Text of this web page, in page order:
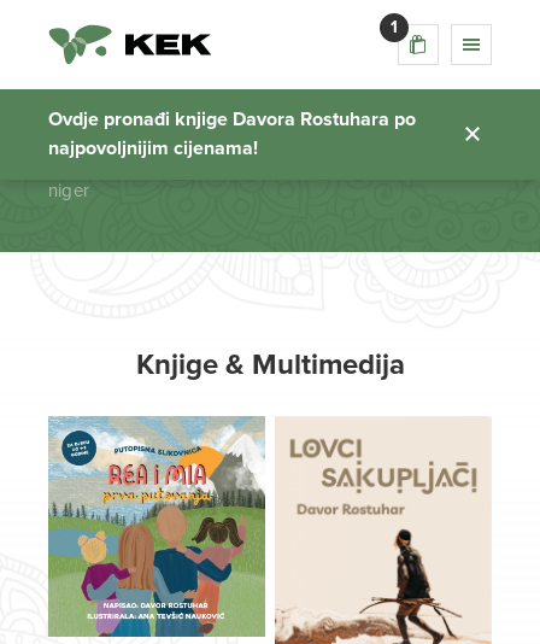
1
Ovdje pronađi knjige Davora Rostuhara po
najpovoljnijim cijenama!
niger
Početna stranica
niger
Knjige & Multimedija